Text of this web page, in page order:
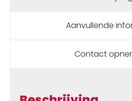
Aanvullende
Contact